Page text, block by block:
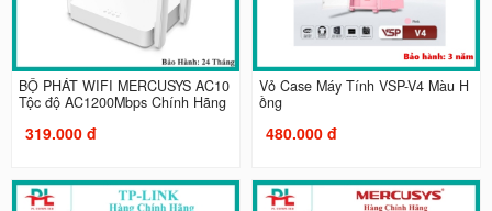
BỘ PHÁT WIFI MERCUSYS AC10
Tộc độ AC1200Mbps Chính Hãng
319.000 đ
Vỏ Case Máy Tính VSP-V4 Màu H
ồng
480.000 đ